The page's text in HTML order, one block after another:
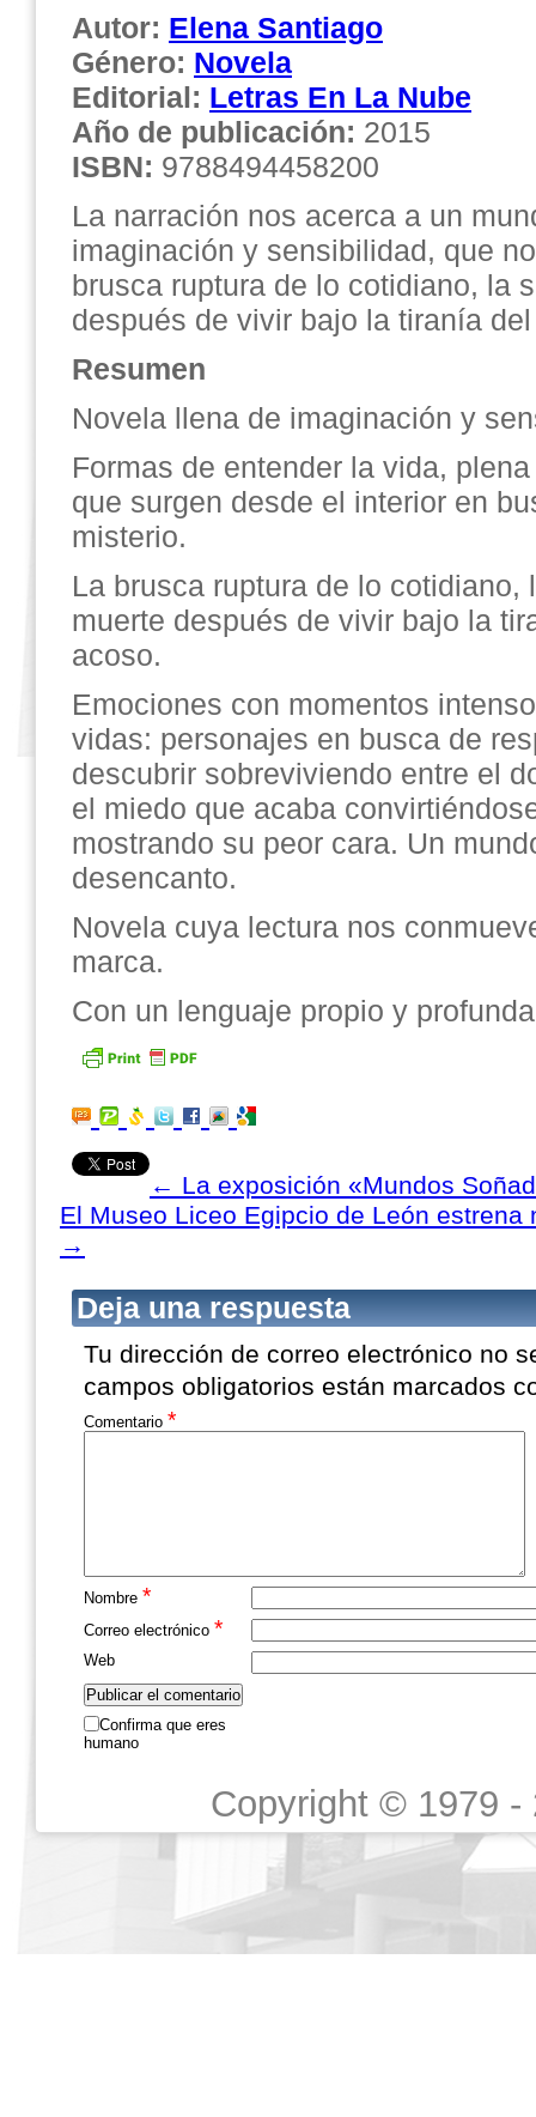
Autor: Elena Santiago
Género: Novela
Editorial: Letras En La Nube
Año de publicación: 2015
ISBN: 9788494458200
La narración nos acerca a un
imaginación y sensibilidad, que
brusca ruptura de lo cotidiano, la
después de vivir bajo la tiranía
Resumen
Novela llena de imaginación y
Formas de entender la vida,
que surgen desde el interior en
misterio.
La brusca ruptura de lo cotidiano,
muerte después de vivir bajo la
acoso.
Emociones con momentos
vidas: personajes en busca de
descubrir sobreviviendo entre el
el miedo que acaba
mostrando su peor cara. Un
desencanto.
Novela cuya lectura nos
marca.
Con un lenguaje propio y
← La exposición «Mundos
El Museo Liceo Egipcio de León
→
Deja una respuesta
Tu dirección de correo electrónico no
campos obligatorios están marcados
Comentario *
Nombre *
Correo electrónico *
Web
Confirma que eres
humano
Copyright © 1979 -